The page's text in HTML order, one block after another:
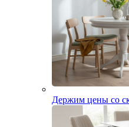
Держим цены со